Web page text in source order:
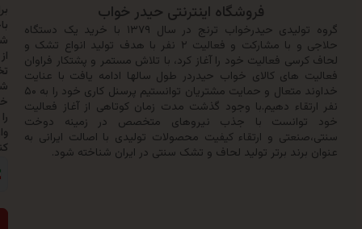
فروشگاه اینترنتی حیدر خواب
گروه تولیدی حیدرخواب ترنج در سال ۱۳۷۹ با خرید یک دستگاه
حلاجی و با مشارکت و فعالیت ۲ نفر با هدف تولید انواع تشک و
فعالیت خود را آغاز کرد، با تلاش مستمر و پشتکار فراوان
های کالای خواب حیدردر طول سالها ادامه یافت با عنایت
خداوند متعال و حمایت مشتریان توانستیم پرسنل کاری خود را به ۵۰
دهیم.با وجود گذشت مدت زمان کوتاهی از آغاز فعالیت
با جذب نیروهای متخصص در زمینه دوخت
و ارتقاء کیفیت محصولات تولیدی با اصالت ایرانی به
برتر تولید لحاف و تشک سنتی در ایران شناخته شود.
باخبر
شدن
از
تخفیف‌ها
شماره
خود
وارد
کنید: